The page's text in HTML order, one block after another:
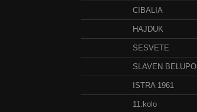
CIBALIA
HAJDUK
SESVETE
SLAVEN BELUPO
ISTRA 1961
11.kolo